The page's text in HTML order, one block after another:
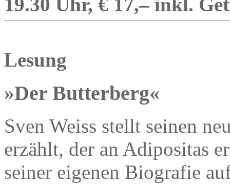
Lesung
»Der Butterberg«
Sven Weiss stellt seinen
erzählt, der an Adipositas
seiner eigenen Biografie